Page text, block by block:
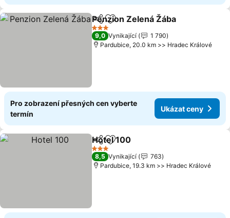
SdíletPřidat na seznam oblíbených
Penzion Zelená Žába
3 Počet hvězdiček
9,0 Vynikající
1 790
Pardubice, 20.0 km >> Hradec Králové
Pro zobrazení přesných cen vyberte
termín
Ukázat ceny
SdíletPřidat na seznam oblíbených
Hotel 100
3 Počet hvězdiček
8,5 Vynikající
763
Pardubice, 19.3 km >> Hradec Králové